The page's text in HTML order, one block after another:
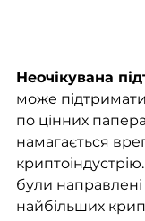
Неочікувана
може
по цінних
намагається
були
найбільших